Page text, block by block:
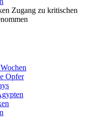
Zugang zu kritischen
Opfer